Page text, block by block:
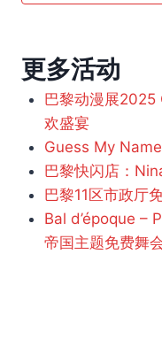
更多活动
巴黎动漫展2025
欢盛宴
Guess My
巴黎快闪店：
巴黎11区市政厅
Bal d’époque –
帝国主题免费舞